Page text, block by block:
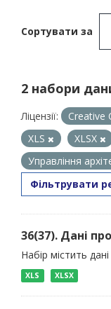
Сортувати за
2 набори
Ліцензії: Creative
XLS
XLSX
Управління
Фільтрувати
36(37). Дані
Набір містить
XLS XLSX